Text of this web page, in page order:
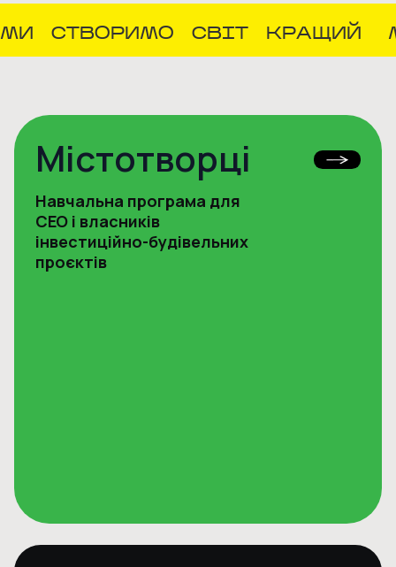
МИ СТВОРИМО СВІТ КРАЩИЙ
Містотворці
Навчальна програма для
CEO і власників
інвестиційно-будівельних
проєктів